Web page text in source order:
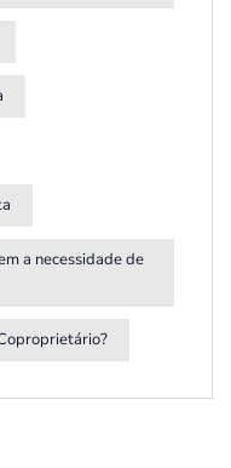
a necessidade de